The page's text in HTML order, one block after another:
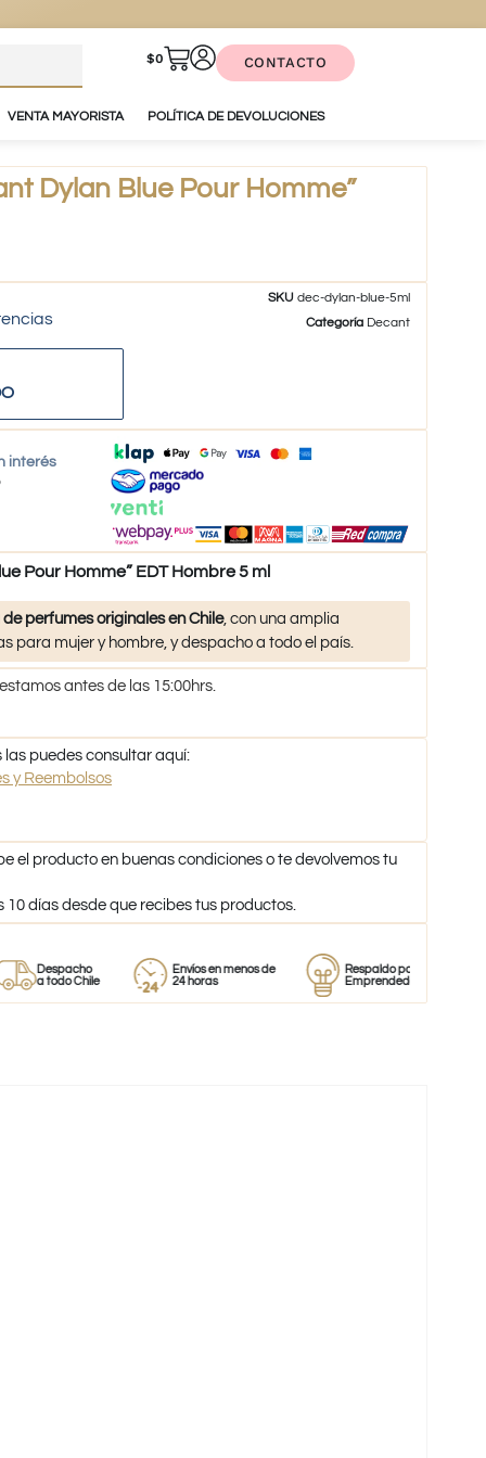
$0 CONTACTO
VENTA MAYORISTA POLÍTICA DE DEVOLUCIONES
Dylan Blue Pour Homme”
SKUdec-dylan-blue-5ml
Categoría Decant
interés
Pour Homme” EDT Hombre 5 ml
perfumes originales en Chile, con una amplia
para mujer y hombre, y despacho a todo el país.
antes de las 15:00hrs.
puedes consultar aquí:
y Reembolsos
el producto en buenas condiciones o te devolvemos tu
10 días desde que recibes tus productos.
Despacho
a todo Chile
Envíos en menos de
24 horas
Respaldo para
Emprendedores